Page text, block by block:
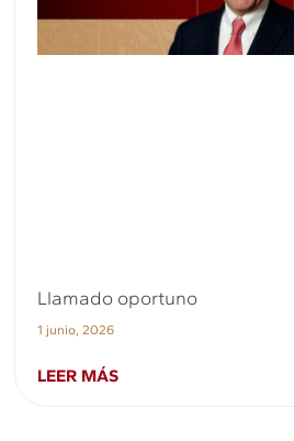
Llamado oportuno
1 junio, 2026
LEER MÁS